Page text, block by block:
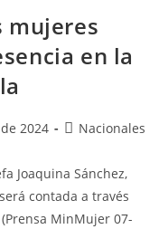
mujeres
en la
2024 Nacionales
Joaquina Sánchez,
contada a través
MinMujer 07-